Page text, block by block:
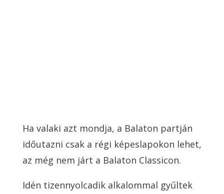
Ha valaki azt mondja, a Balaton partján
időutazni csak a régi képeslapokon lehet,
az még nem járt a Balaton Classicon.
Idén tizennyolcadik alkalommal gyűltek